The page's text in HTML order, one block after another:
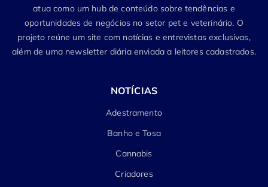
atua como um hub de conteúdo sobre tendências e
oportunidades de negócios no setor pet e veterinário. O
projeto reúne um site com notícias e entrevistas exclusivas,
além de uma newsletter diária enviada a leitores cadastrados.
NOTÍCIAS
Adestramento
Banho e Tosa
Cannabis
Criadores